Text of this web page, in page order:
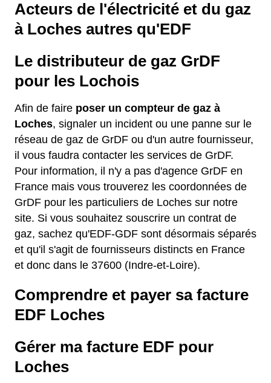
Acteurs de l'électricité et du gaz
à Loches autres qu'EDF
Le distributeur de gaz GrDF
pour les Lochois
Afin de faire poser un compteur de gaz à
Loches, signaler un incident ou une panne sur le
réseau de gaz de GrDF ou d'un autre fournisseur,
il vous faudra contacter les services de GrDF.
Pour information, il n'y a pas d'agence GrDF en
France mais vous trouverez les coordonnées de
GrDF pour les particuliers de Loches sur notre
site. Si vous souhaitez souscrire un contrat de
gaz, sachez qu'EDF-GDF sont désormais séparés
et qu'il s'agit de fournisseurs distincts en France
et donc dans le 37600 (Indre-et-Loire).
Comprendre et payer sa facture
EDF Loches
Gérer ma facture EDF pour
Loches